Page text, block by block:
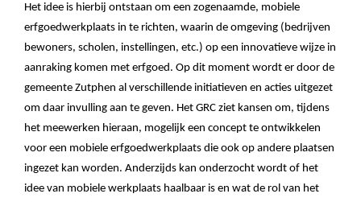
Het idee is hierbij ontstaan om een zogenaamde, mobiele
erfgoedwerkplaats in te richten, waarin de omgeving (bedrijven
bewoners, scholen, instellingen, etc.) op een innovatieve wijze in
aanraking komen met erfgoed. Op dit moment wordt er door de
gemeente Zutphen al verschillende initiatieven en acties uitgezet
om daar invulling aan te geven. Het GRC ziet kansen om, tijdens
het meewerken hieraan, mogelijk een concept te ontwikkelen
voor een mobiele erfgoedwerkplaats die ook op andere plaatsen
ingezet kan worden. Anderzijds kan onderzocht wordt of het
idee van mobiele werkplaats haalbaar is en wat de rol van het